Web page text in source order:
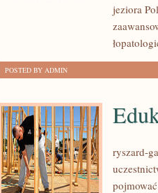
DZIEĆMI
jeziora
POSTED BY ADMIN
ryszard-